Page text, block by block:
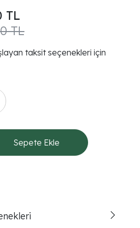
TL
TL
taksit seçenekleri için
Sepete Ekle